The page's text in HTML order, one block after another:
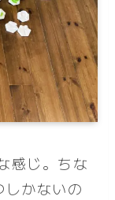
感じ。ちな
かないの